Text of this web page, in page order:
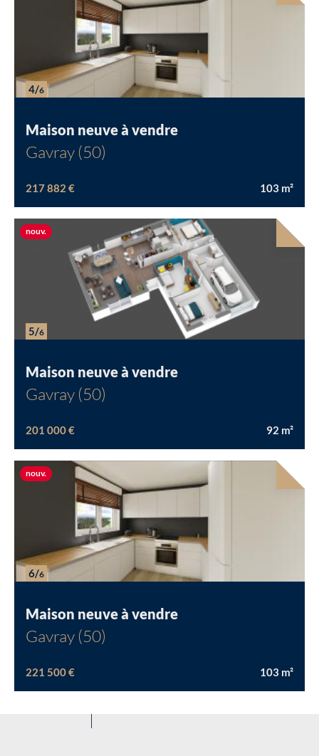
4/6
Maison neuve à vendre
Gavray (50)
217 882 € 103 m²
5/6
Maison neuve à vendre
Gavray (50)
201 000 € 92 m²
nouv.Nouvelle offre
6/6
Maison neuve à vendre
Gavray (50)
221 500 € 103 m²
nouv.Nouvelle offre